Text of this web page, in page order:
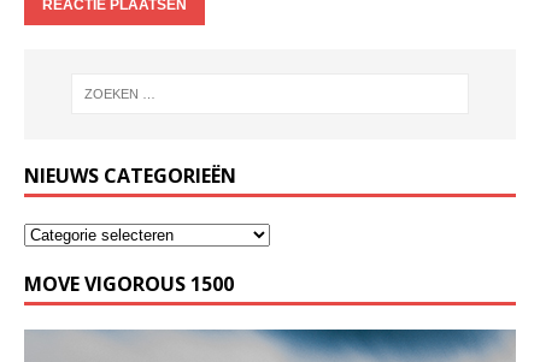
NIEUWS CATEGORIEËN
MOVE VIGOROUS 1500